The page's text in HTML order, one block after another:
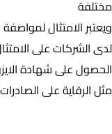
مختلفة
لدى الشركات على
مثل الرقاية على